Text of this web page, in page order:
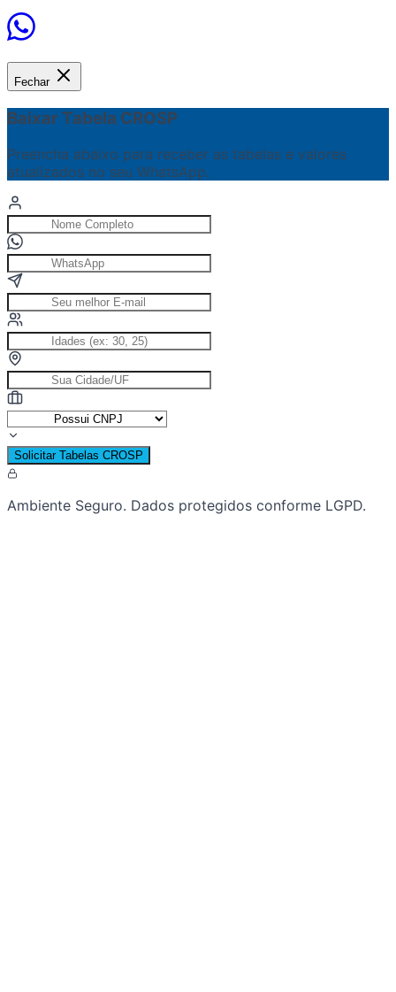
Fechar
Baixar Tabela CROSP
Preencha abaixo para receber as tabelas e valores
atualizados no seu WhatsApp.
Solicitar Tabelas CROSP
Ambiente Seguro. Dados protegidos conforme LGPD.